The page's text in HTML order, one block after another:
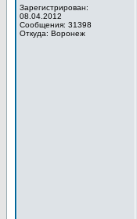
Зарегистрирован:
08.04.2012
Сообщения: 31398
Откуда: Воронеж